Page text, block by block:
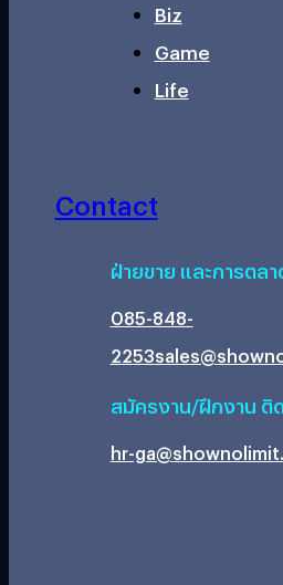
Biz
Game
Life
Contact
ฝ่ายขาย และการตลา
085-848-
2253
สมัครงาน/ฝึกงาน ติ
hr-